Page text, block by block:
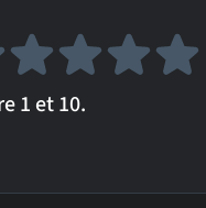
1 et 10.